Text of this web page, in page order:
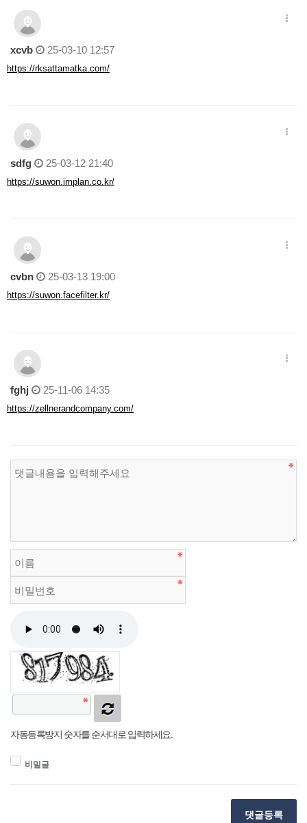
xcvb 25-03-10 12:57
https://rksattamatka.com/
sdfg 25-03-12 21:40
https://suwon.implan.co.kr/
cvbn 25-03-13 19:00
https://suwon.facefilter.kr/
fghj 25-11-06 14:35
https://zellnerandcompany.com/
자동등록방지 숫자를 순서대로 입력하세요.
비밀글
댓글등록